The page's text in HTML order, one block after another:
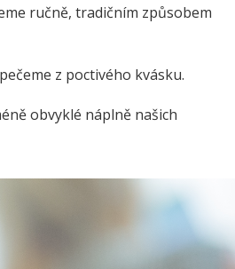
ručně, tradičním způsobem
z poctivého kvásku.
obvyklé náplně našich